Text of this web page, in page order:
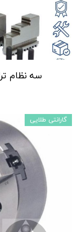
سه نظام
گارانتی طلایی